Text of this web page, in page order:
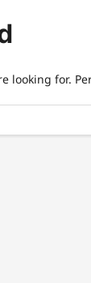
looking for.